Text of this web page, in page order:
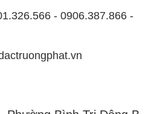
- 0906.387.866 -